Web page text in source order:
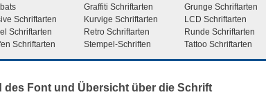
Graffiti Schriftarten Grunge Schriftarten
Schriftarten Kurvige Schriftarten LCD Schriftarten
Schriftarten Retro Schriftarten Runde Schriftarten
Schriftarten Stempel-Schriften Tattoo Schriftarten
Font und Übersicht über die Schrift